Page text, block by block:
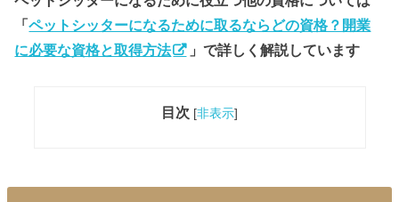
「ペットシッターになるために取るならどの資格？開業
に必要な資格と取得方法
」で詳しく解説しています
目次 [非表示]